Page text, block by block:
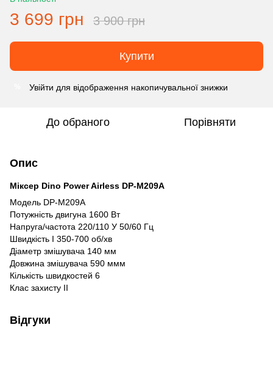
3 699 грн 3 900 грн
Купити
Увійти для відображення накопичувальної знижки
До обраного Порівняти
Опис
Міксер Dino Power Airless DP-M209A
Модель DP-M209A
Потужність двигуна 1600 Вт
Напруга/частота 220/110 У 50/60 Гц
Швидкість I 350-700 об/хв
Діаметр змішувача 140 мм
Довжина змішувача 590 ммм
Кількість швидкостей 6
Клас захисту II
Відгуки